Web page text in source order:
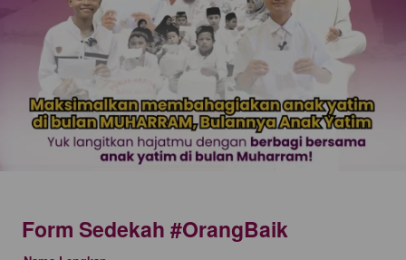
Form Sedekah #OrangBaik